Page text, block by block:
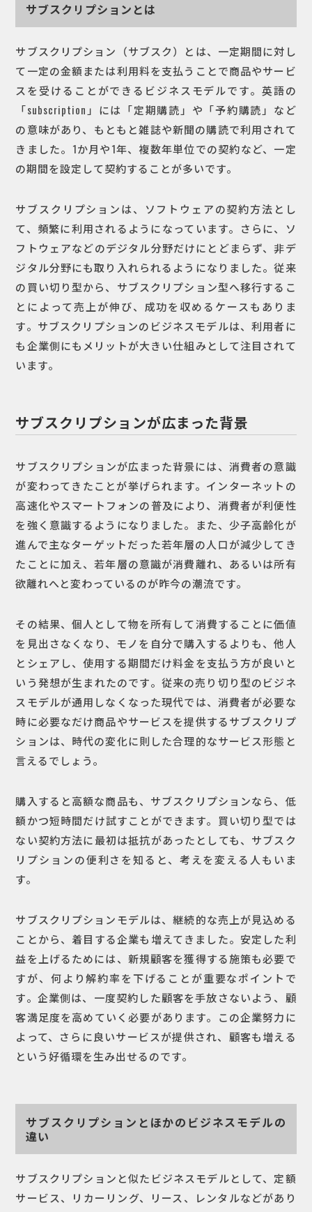
サブスクリプションとは
サブスクリプション（サブスク）とは、一定期間に対し
て一定の金額または利用料を支払うことで商品やサービ
スを受けることができるビジネスモデルです。英語の
「subscription」には「定期購読」や「予約購読」など
の意味があり、もともと雑誌や新聞の購読で利用されて
きました。1か月や1年、複数年単位での契約など、一定
の期間を設定して契約することが多いです。
サブスクリプションは、ソフトウェアの契約方法とし
て、頻繁に利用されるようになっています。さらに、ソ
フトウェアなどのデジタル分野だけにとどまらず、非デ
ジタル分野にも取り入れられるようになりました。従来
の買い切り型から、サブスクリプション型へ移行するこ
とによって売上が伸び、成功を収めるケースもありま
す。サブスクリプションのビジネスモデルは、利用者に
も企業側にもメリットが大きい仕組みとして注目されて
います。
サブスクリプションが広まった背景
サブスクリプションが広まった背景には、消費者の意識
が変わってきたことが挙げられます。インターネットの
高速化やスマートフォンの普及により、消費者が利便性
を強く意識するようになりました。また、少子高齢化が
進んで主なターゲットだった若年層の人口が減少してき
たことに加え、若年層の意識が消費離れ、あるいは所有
欲離れへと変わっているのが昨今の潮流です。
その結果、個人として物を所有して消費することに価値
を見出さなくなり、モノを自分で購入するよりも、他人
とシェアし、使用する期間だけ料金を支払う方が良いと
いう発想が生まれたのです。従来の売り切り型のビジネ
スモデルが通用しなくなった現代では、消費者が必要な
時に必要なだけ商品やサービスを提供するサブスクリプ
ションは、時代の変化に則した合理的なサービス形態と
言えるでしょう。
購入すると高額な商品も、サブスクリプションなら、低
額かつ短時間だけ試すことができます。買い切り型では
ない契約方法に最初は抵抗があったとしても、サブスク
リプションの便利さを知ると、考えを変える人もいま
す。
サブスクリプションモデルは、継続的な売上が見込める
ことから、着目する企業も増えてきました。安定した利
益を上げるためには、新規顧客を獲得する施策も必要で
すが、何より解約率を下げることが重要なポイントで
す。企業側は、一度契約した顧客を手放さないよう、顧
客満足度を高めていく必要があります。この企業努力に
よって、さらに良いサービスが提供され、顧客も増える
という好循環を生み出せるのです。
サブスクリプションとほかのビジネスモデルの
違い
サブスクリプションと似たビジネスモデルとして、定額
サービス、リカーリング、リース、レンタルなどがあり